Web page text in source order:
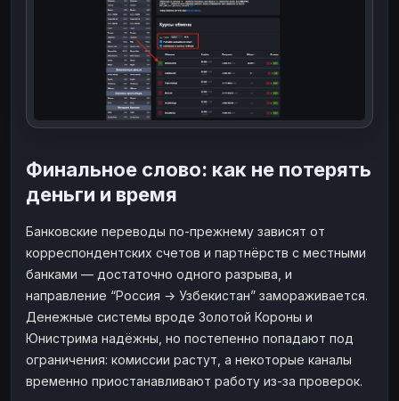
Финальное слово: как не потерять
деньги и время
Банковские переводы по-прежнему зависят от
корреспондентских счетов и партнёрств с местными
банками — достаточно одного разрыва, и
направление “Россия → Узбекистан” замораживается.
Денежные системы вроде Золотой Короны и
Юнистрима надёжны, но постепенно попадают под
ограничения: комиссии растут, а некоторые каналы
временно приостанавливают работу из-за проверок.